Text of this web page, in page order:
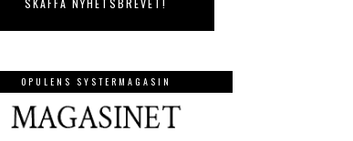
OPULENS SYSTERMAGASIN